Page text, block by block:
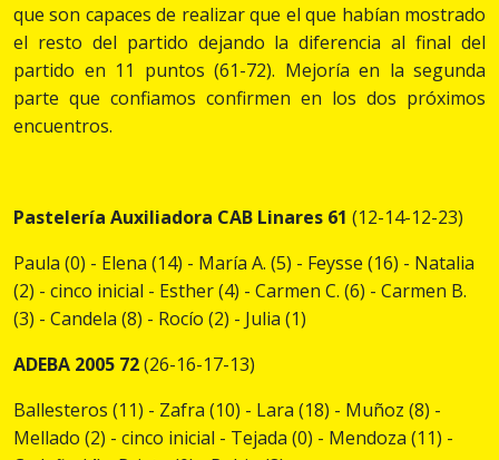
que son capaces de realizar que el que habían mostrado
el resto del partido dejando la diferencia al final del
partido en 11 puntos (61-72). Mejoría en la segunda
parte que confiamos confirmen en los dos próximos
encuentros.
Pastelería Auxiliadora CAB Linares 61 (12-14-12-23)
Paula (0) - Elena (14) - María A. (5) - Feysse (16) - Natalia
(2) - cinco inicial - Esther (4) - Carmen C. (6) - Carmen B.
(3) - Candela (8) - Rocío (2) - Julia (1)
ADEBA 2005 72(26-16-17-13)
Ballesteros (11) - Zafra (10) - Lara (18) - Muñoz (8) -
Mellado (2) - cinco inicial - Tejada (0) - Mendoza (11) -